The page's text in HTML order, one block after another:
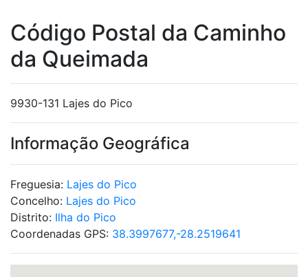
Código Postal da Caminho
da Queimada
9930-131 Lajes do Pico
Informação Geográfica
Freguesia: Lajes do Pico
Concelho: Lajes do Pico
Distrito: Ilha do Pico
Coordenadas GPS: 38.3997677,-28.2519641